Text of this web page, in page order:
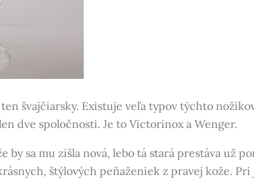
Existuje veľa typov týchto
dve spoločnosti. Je to Victorinox a Wenger.
sa mu zišla nová, lebo tá stará prestáva už
štýlových peňaženiek z pravej kože. Pri